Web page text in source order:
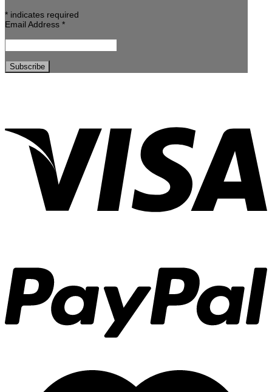
* indicates required
Email Address *